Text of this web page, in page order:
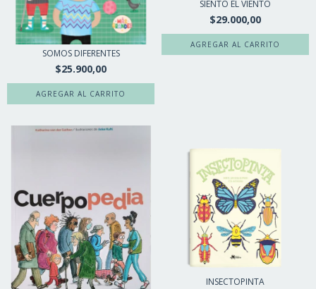
SOMOS DIFERENTES
$25.900,00
SIENTO EL VIENTO
$29.000,00
INSECTOPINTA